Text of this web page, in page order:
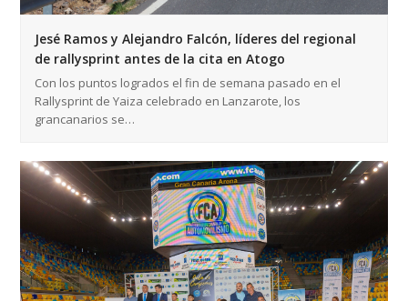
Jesé Ramos y Alejandro Falcón, líderes del regional
de rallysprint antes de la cita en Atogo
Con los puntos logrados el fin de semana pasado en el
Rallysprint de Yaiza celebrado en Lanzarote, los
grancanarios se…